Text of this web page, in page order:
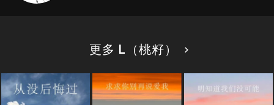
更多 L（桃籽）